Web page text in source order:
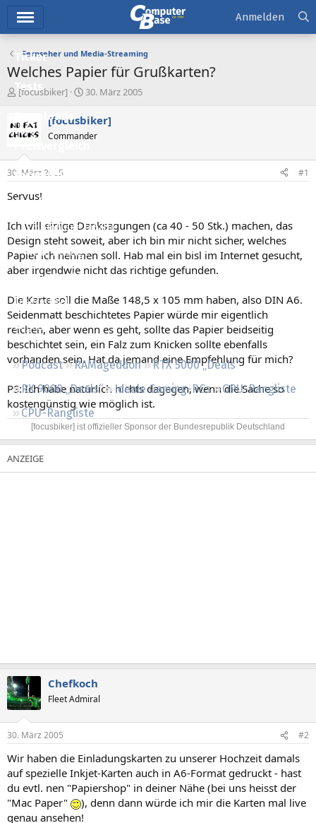
Ticker
Tests
Downloads
Forum
Aktuelles
Empfohlene Inhalte
Neue Beiträge
Neueste Aktivitäten
Leserartikel
Regeln
Podcast RAMageddon
RTX 5000 „Deals“
RX 9000 „Deals“
Ideale Gaming-PCs
GPU-Rangliste
CPU-Rangliste
Anmelden
Fernseher und Media-Streaming
Welches Papier für Grußkarten?
E
t
e
e
r
[focusbiker]
E
s
t
e
t
30. März 2005
[focusbiker]
Commander
30. März 2005 #1
Servus!
Ich will einige Danksagungen (ca 40 - 50 Stk.) machen, das
Design steht soweit, aber ich bin mir nicht sicher, welches
Papier ich nehmen soll. Hab mal ein bisl im Internet gesucht,
aber irgendwie nicht das richtige gefunden.
Die Karte soll die Maße 148,5 x 105 mm haben, also DIN A6.
Seidenmatt beschichtetes Papier würde mir eigentlich
reichen, aber wenn es geht, sollte das Papier beidseitig
beschichtet sein, ein Falz zum Knicken sollte ebenfalls
vorhanden sein. Hat da jemand eine Empfehlung für mich?
PS: Ich habe natürlich nichts dagegen, wenn die Sache so
kostengünstig wie möglich ist.
[focusbiker] ist offizieller Sponsor der Bundesrepublik Deutschland​
Chefkoch
Fleet Admiral
30. März 2005 #2
Wir haben die Einladungskarten zu unserer Hochzeit damals
auf spezielle Inkjet-Karten auch in A6-Format gedruckt - hast
du evtl. nen "Papiershop" in deiner Nähe (bei uns heisst der
"Mac Paper"
), denn dann würde ich mir die Karten mal live
genau ansehen!